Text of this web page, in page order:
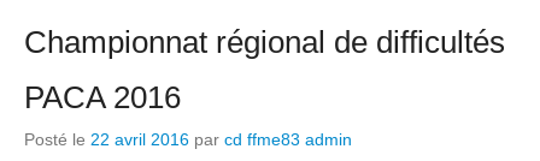
Championnat régional de difficultés
PACA 2016
Posté le 22 avril 2016 par cd ffme83 admin